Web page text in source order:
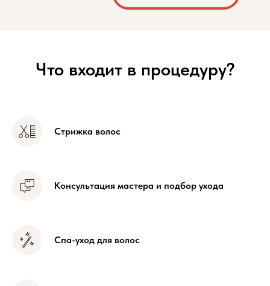
Что входит в процедуру?
Стрижка волос
Консультация мастера и подбор ухода
Спа-уход для волос